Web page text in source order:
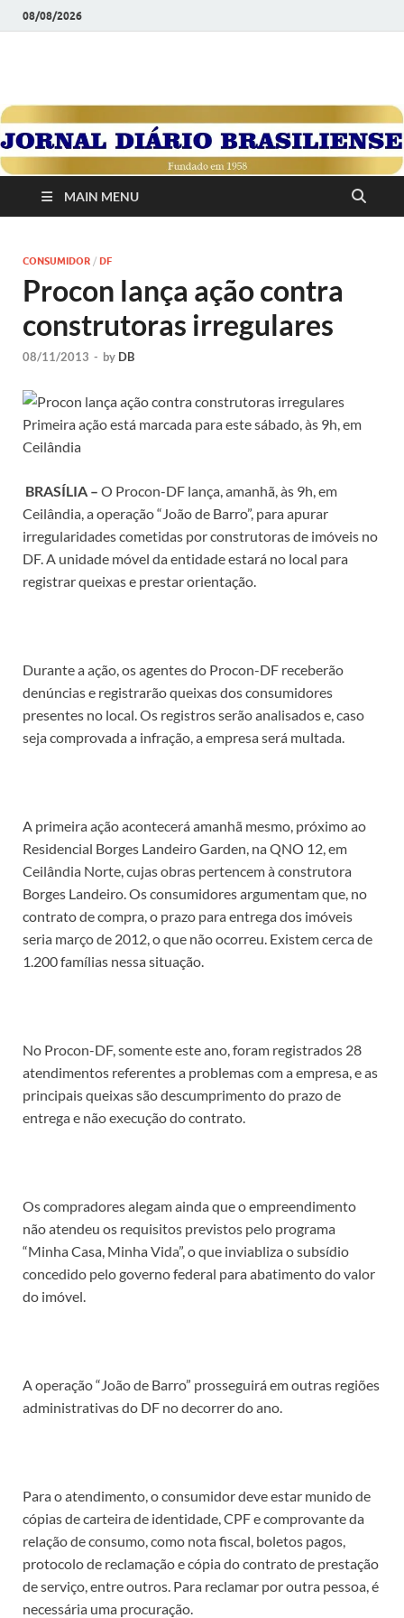
08/08/2026
JORNAL DIÁRIO
BRASILIENSE
1958
MAIN MENU
CONSUMIDOR / DF
Procon lança ação contra
construtoras irregulares
08/11/2013 - by DB
Primeira ação está marcada para este sábado, às 9h, em
Ceilândia
BRASÍLIA – O Procon-DF lança, amanhã, às 9h, em
Ceilândia, a operação “João de Barro”, para apurar
irregularidades cometidas por construtoras de imóveis no
DF. A unidade móvel da entidade estará no local para
registrar queixas e prestar orientação.
Durante a ação, os agentes do Procon-DF receberão
denúncias e registrarão queixas dos consumidores
presentes no local. Os registros serão analisados e, caso
seja comprovada a infração, a empresa será multada.
A primeira ação acontecerá amanhã mesmo, próximo ao
Residencial Borges Landeiro Garden, na QNO 12, em
Ceilândia Norte, cujas obras pertencem à construtora
Borges Landeiro. Os consumidores argumentam que, no
contrato de compra, o prazo para entrega dos imóveis
seria março de 2012, o que não ocorreu. Existem cerca de
1.200 famílias nessa situação.
No Procon-DF, somente este ano, foram registrados 28
atendimentos referentes a problemas com a empresa, e as
principais queixas são descumprimento do prazo de
entrega e não execução do contrato.
Os compradores alegam ainda que o empreendimento
não atendeu os requisitos previstos pelo programa
“Minha Casa, Minha Vida”, o que inviabliza o subsídio
concedido pelo governo federal para abatimento do valor
do imóvel.
A operação “João de Barro” prosseguirá em outras regiões
administrativas do DF no decorrer do ano.
Para o atendimento, o consumidor deve estar munido de
cópias de carteira de identidade, CPF e comprovante da
relação de consumo, como nota fiscal, boletos pagos,
protocolo de reclamação e cópia do contrato de prestação
de serviço, entre outros. Para reclamar por outra pessoa, é
necessária uma procuração.